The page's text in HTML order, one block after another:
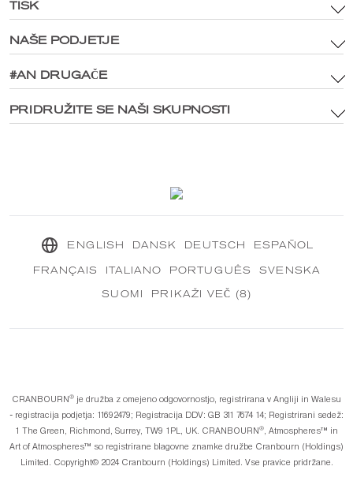
TISK
Pogoji uporabe
Sredstva blagovne znamke in politika digitalnih medijev
Politika piškotkov
NAŠE PODJETJE
Glavna stran
Raziščite CRANBOURN®
#AN DRUGAČE
Znotraj CRANBOURN ®
PRIDRUŽITE SE NAŠI SKUPNOSTI
ENGLISH DANSK DEUTSCH ESPAÑOL
FRANÇAIS ITALIANO PORTUGUÊS SVENSKA
SUOMI PRIKAŽI VEČ (8)
CRANBOURN®️ je družba z omejeno odgovornostjo, registrirana v Angliji in Walesu
- registracija podjetja: 11692479; Registracija DDV: GB 311 7674 14; Registrirani sedež:
1 The Green, Richmond, Surrey, TW9 1PL, UK. CRANBOURN®️, Atmospheres™️ in
Art of Atmospheres™️ so registrirane blagovne znamke družbe Cranbourn (Holdings)
Limited. Copyright©️ 2024 Cranbourn (Holdings) Limited. Vse pravice pridržane.